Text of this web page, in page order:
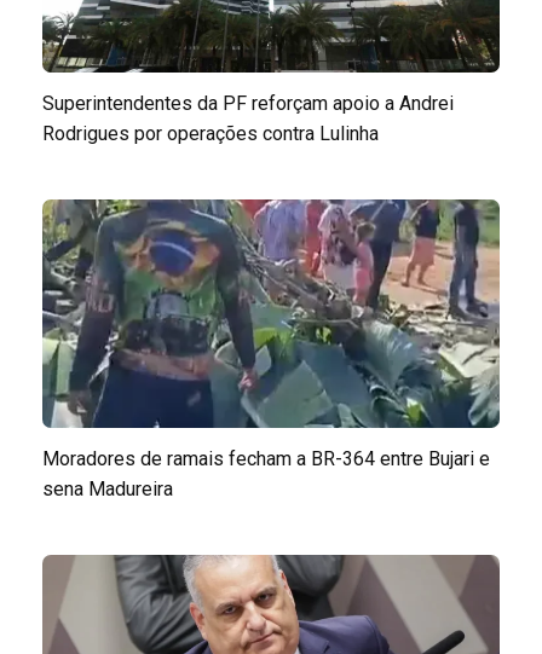
Superintendentes da PF reforçam apoio a Andrei
Rodrigues por operações contra Lulinha
Moradores de ramais fecham a BR-364 entre Bujari e
sena Madureira